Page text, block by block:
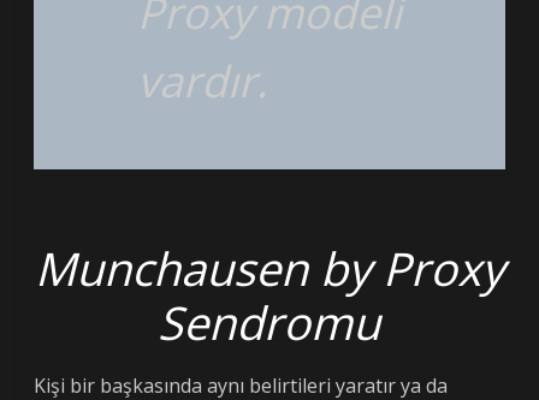
Proxy modeli
vardır.
Munchausen by Proxy
Sendromu
Kişi bir başkasında aynı belirtileri yaratır ya da